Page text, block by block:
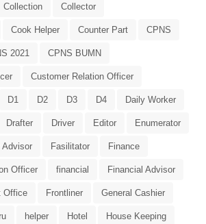
Collection Collector
Cook Helper Counter Part CPNS
2021 CPNS BUMN
Customer Relation Officer
D1 D2 D3 D4 Daily Worker
Drafter Driver Editor Enumerator
Advisor Fasilitator Finance
Officer financial Financial Advisor
Office Frontliner General Cashier
helper Hotel House Keeping